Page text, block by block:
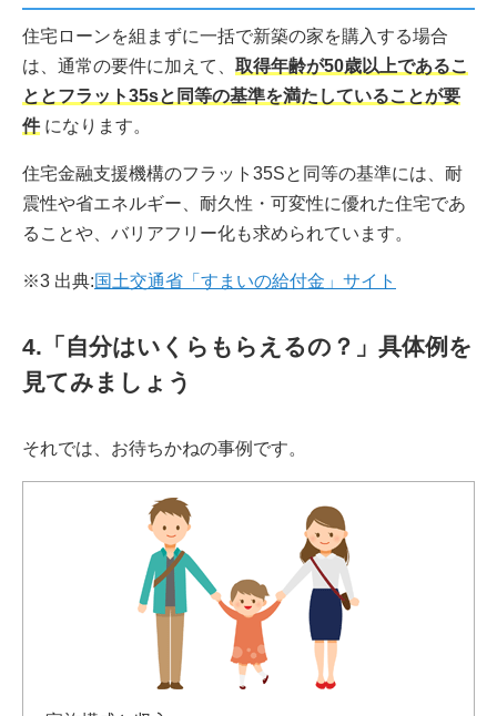
住宅ローンを組まずに一括で新築の家を購入する場合
は、通常の要件に加えて、 取得年齢が50歳以上であるこ
ととフラット35sと同等の基準を満たしていることが要
件 になります。
住宅金融支援機構のフラット35Sと同等の基準には、耐
震性や省エネルギー、耐久性・可変性に優れた住宅であ
ることや、バリアフリー化も求められています。
※3 出典:国土交通省「すまいの給付金」サイト
4.「自分はいくらもらえるの？」具体例を
見てみましょう
それでは、お待ちかねの事例です。